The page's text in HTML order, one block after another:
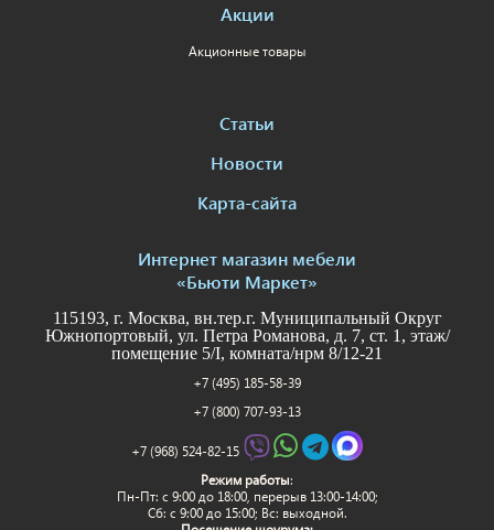
Акции
Акционные товары
Статьи
Новости
Карта-сайта
Интернет магазин мебели
«Бьюти Маркет»
115193, г. Москва, вн.тер.г. Муниципальный Округ
Южнопортовый, ул. Петра Романова, д. 7, ст. 1, этаж/
помещение 5/I, комната/нрм 8/12-21
+7 (495) 185-58-39
+7 (800) 707-93-13
+7 (968) 524-82-15
Режим работы:
Пн-Пт: c 9:00 до 18:00, перерыв 13:00-14:00;
Сб: с 9:00 до 15:00; Вс: выходной.